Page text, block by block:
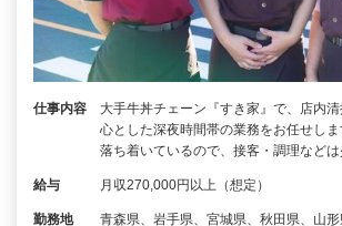
仕事内容
大手牛丼チェーン『すき家』で、店内
心とした深夜時間帯の業務をお任せし
落ち着いているので、接客・調理など
給与 月収270,000円以上（想定）
勤務地
青森県、岩手県、宮城県、秋田県、山